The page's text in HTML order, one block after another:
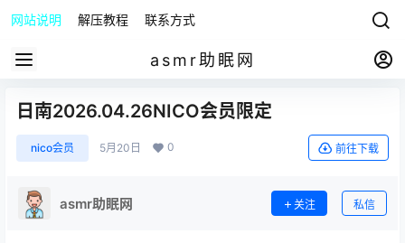
网站说明 解压教程 联系方式
asmr助眠网
日南2026.04.26NICO会员限定
nico会员 5月20日 0 前往下载
asmr助眠网 关注 私信